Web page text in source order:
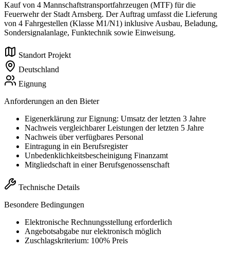
Kauf von 4 Mannschaftstransportfahrzeugen (MTF) für die
Feuerwehr der Stadt Arnsberg. Der Auftrag umfasst die Lieferung
von 4 Fahrgestellen (Klasse M1/N1) inklusive Ausbau, Beladung,
Sondersignalanlage, Funktechnik sowie Einweisung.
Standort Projekt
Deutschland
Eignung
Anforderungen an den Bieter
Eigenerklärung zur Eignung: Umsatz der letzten 3 Jahre
Nachweis vergleichbarer Leistungen der letzten 5 Jahre
Nachweis über verfügbares Personal
Eintragung in ein Berufsregister
Unbedenklichkeitsbescheinigung Finanzamt
Mitgliedschaft in einer Berufsgenossenschaft
Technische Details
Besondere Bedingungen
Elektronische Rechnungsstellung erforderlich
Angebotsabgabe nur elektronisch möglich
Zuschlagskriterium: 100% Preis